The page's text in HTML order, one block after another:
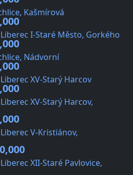
Kašmírová
I-Staré Město, Gorkého
Nádvorní
XV-Starý Harcov
XV-Starý Harcov,
V-Kristiánov,
XII-Staré Pavlovice,